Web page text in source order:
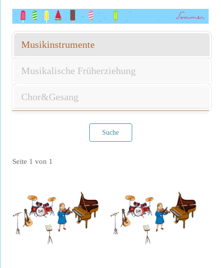
Musikinstrumente
Musikalische Früherziehung
Chor&Gesang
Suche
Seite 1 von 1